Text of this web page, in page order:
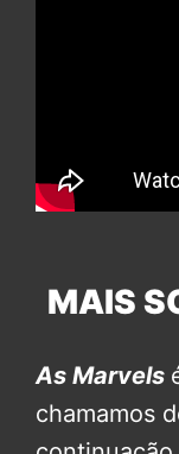
MAIS
As Marvels
chamamos